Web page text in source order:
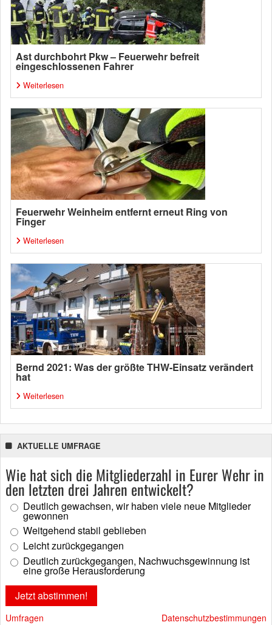
Ast durchbohrt Pkw – Feuerwehr befreit
eingeschlossenen Fahrer
Weiterlesen
Feuerwehr Weinheim entfernt erneut Ring von
Finger
Weiterlesen
Bernd 2021: Was der größte THW-Einsatz verändert
hat
Weiterlesen
AKTUELLE UMFRAGE
Wie hat sich die Mitgliederzahl in Eurer Wehr in
den letzten drei Jahren entwickelt?
Deutlich gewachsen, wir haben viele neue Mitglieder
gewonnen
Weitgehend stabil geblieben
Leicht zurückgegangen
Deutlich zurückgegangen, Nachwuchsgewinnung ist
eine große Herausforderung
Umfragen Datenschutzbestimmungen